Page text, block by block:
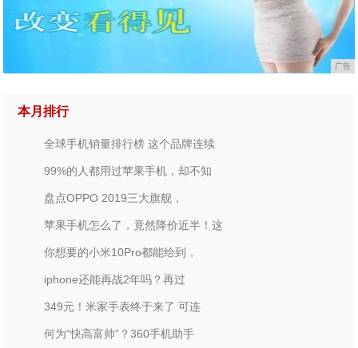
广告
本月排行
全球手机销量排行榜 这个品牌连续
99%的人都用过苹果手机，却不知
盘点OPPO 2019三大旗舰，
苹果手机怎么了，竟然降价近半！这
你想要的小米10Pro都能给到，
iphone还能再战2年吗？再过
349元！米家手表终于来了 可连
何为“快高富帅”？360手机助手